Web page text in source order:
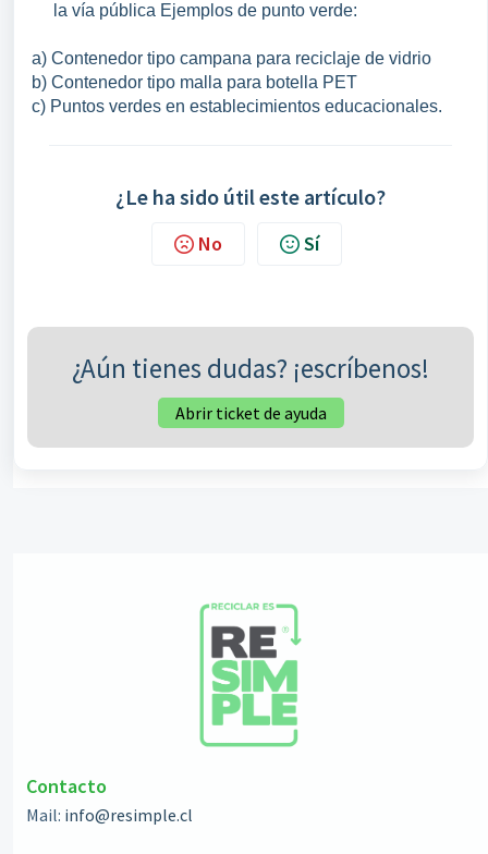
la vía pública Ejemplos de punto verde:
a) Contenedor tipo campana para reciclaje de vidrio
b) Contenedor tipo malla para botella PET
c) Puntos verdes en establecimientos educacionales.
¿Le ha sido útil este artículo?
No Sí
¿Aún tienes dudas? ¡escríbenos!
Abrir ticket de ayuda
Contacto
Mail: info@resimple.cl